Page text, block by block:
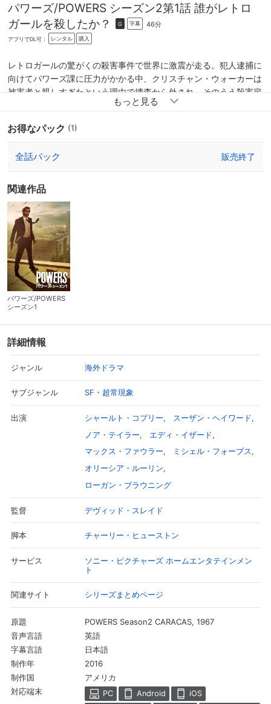
会員設定 会員情報 閉じる
会員情報変更
決済方法の変更が可能です。
パワーズ/POWERS シーズン2第1話 誰がレトロ
ガールを殺したか？
G 字幕 46分
アプリでDL可： レンタル 購入
レトロガールの驚がくの殺害事件で世界に激震が走る。犯人逮捕に
向けてパワーズ課に圧力がかかる中、クリスチャン・ウォーカーは
被害者と親しすぎたという理由で捜査から外され、そのうえ殺害容
疑もかけられる。彼が愛した女性に報いるには、規則破りの大胆な
お得なパック (1)
全話パック 販売終了
関連作品
パワーズ/POWERS
シーズン1
詳細情報
ジャンル 海外ドラマ
サブジャンル SF・超常現象
出演 シャールト・コプリー
スーザン・ヘイワード
ノア・テイラー
エディ・イザード
マックス・ファウラー
ミシェル・フォーブス
オリーシア・ルーリン
ローガン・ブラウニング
監督 デヴィッド・スレイド
脚本 チャーリー・ヒューストン
サービス
ソニー・ピクチャーズ ホームエンタテインメン
ト
関連サイト シリーズまとめページ
原題 POWERS Season2 CARACAS, 1967
音声言語 英語
字幕言語 日本語
制作年 2016
制作国 アメリカ
対応端末 PC Android
iOS